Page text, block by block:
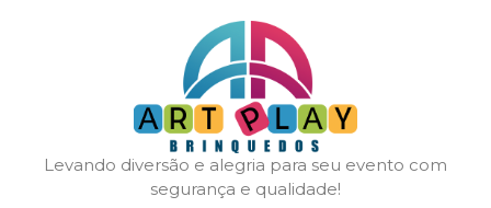
Levando diversão e alegria para seu evento com
segurança e qualidade!